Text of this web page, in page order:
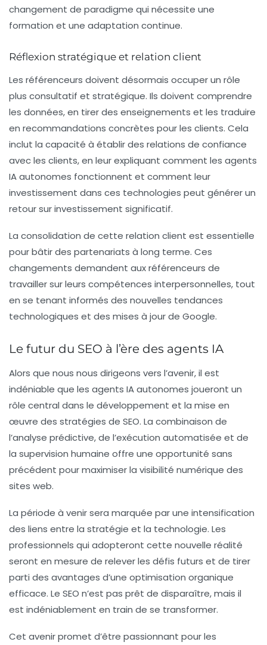
changement de paradigme qui nécessite une
formation et une adaptation continue.
Réflexion stratégique et relation client
Les référenceurs doivent désormais occuper un rôle
plus consultatif et stratégique. Ils doivent comprendre
les données, en tirer des enseignements et les traduire
en recommandations concrètes pour les clients. Cela
inclut la capacité à établir des relations de confiance
avec les clients, en leur expliquant comment les agents
IA autonomes fonctionnent et comment leur
investissement dans ces technologies peut générer un
retour sur investissement significatif.
La consolidation de cette relation client est essentielle
pour bâtir des partenariats à long terme. Ces
changements demandent aux référenceurs de
travailler sur leurs compétences interpersonnelles, tout
en se tenant informés des nouvelles tendances
technologiques et des mises à jour de Google.
Le futur du SEO à l’ère des agents IA
Alors que nous nous dirigeons vers l’avenir, il est
indéniable que les agents IA autonomes joueront un
rôle central dans le développement et la mise en
œuvre des stratégies de SEO. La combinaison de
l’analyse prédictive, de l’exécution automatisée et de
la supervision humaine offre une opportunité sans
précédent pour maximiser la visibilité numérique des
sites web.
La période à venir sera marquée par une intensification
des liens entre la stratégie et la technologie. Les
professionnels qui adopteront cette nouvelle réalité
seront en mesure de relever les défis futurs et de tirer
parti des avantages d’une optimisation organique
efficace. Le SEO n’est pas prêt de disparaître, mais il
est indéniablement en train de se transformer.
Cet avenir promet d’être passionnant pour les